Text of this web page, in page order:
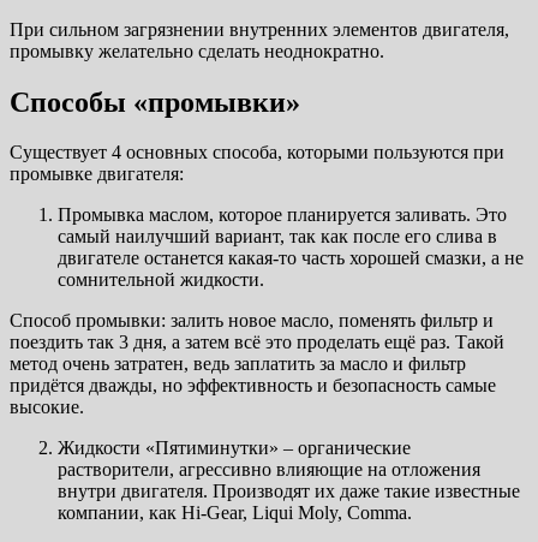
При сильном загрязнении внутренних элементов двигателя,
промывку желательно сделать неоднократно.
Способы «промывки»
Существует 4 основных способа, которыми пользуются при
промывке двигателя:
Промывка маслом, которое планируется заливать. Это
самый наилучший вариант, так как после его слива в
двигателе останется какая-то часть хорошей смазки, а не
сомнительной жидкости.
Способ промывки: залить новое масло, поменять фильтр и
поездить так 3 дня, а затем всё это проделать ещё раз. Такой
метод очень затратен, ведь заплатить за масло и фильтр
придётся дважды, но эффективность и безопасность самые
высокие.
Жидкости «Пятиминутки» – органические
растворители, агрессивно влияющие на отложения
внутри двигателя. Производят их даже такие известные
компании, как Hi-Gear, Liqui Moly, Comma.